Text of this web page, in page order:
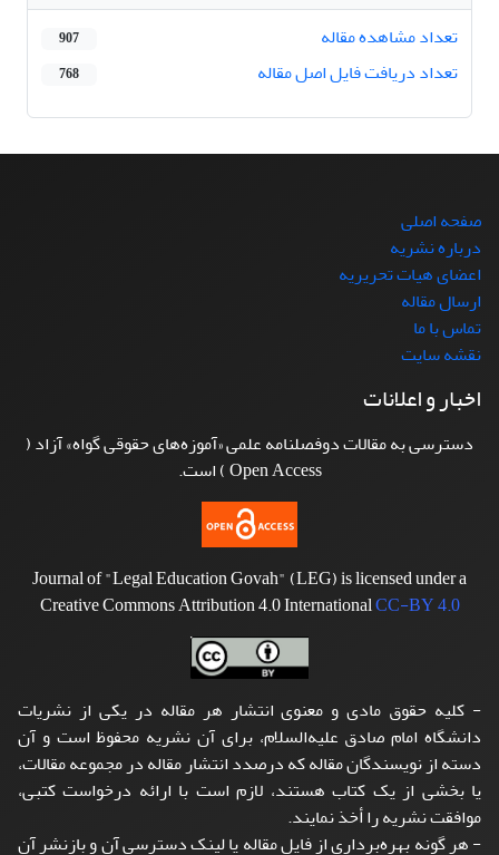
تعداد مشاهده مقاله
907
تعداد دریافت فایل اصل مقاله 768
صفحه اصلی
درباره نشریه
اعضای هیات تحریریه
ارسال مقاله
تماس با ما
نقشه سایت
اخبار و اعلانات
دسترسی به مقالات دوفصلنامه علمی «آموزه‌های حقوقی گواه» آزاد (
Open Access ) است.
Journal of "Legal Education Govah" (LEG) is licensed under a
Creative Commons Attribution 4.0 InternationalCC-BY 4.0
- کلیه حقوق مادی و معنوی انتشار هر مقاله در یکی از نشریات
دانشگاه امام صادق علیه‌السلام، برای آن نشریه محفوظ است و آن
دسته از نویسندگان مقاله که درصدد انتشار مقاله در مجموعه مقالات،
یا بخشی از یک کتاب هستند، لازم است با ارائه درخواست کتبی،
موافقت نشریه را أخذ نمایند.
- هر گونه بهره‌برداری از فایل مقاله یا لینک دسترسی آن و بازنشر آن